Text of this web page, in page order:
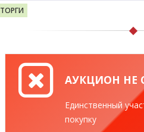
ТОРГИ
АУКЦИОН НЕ
Единственный
покупку